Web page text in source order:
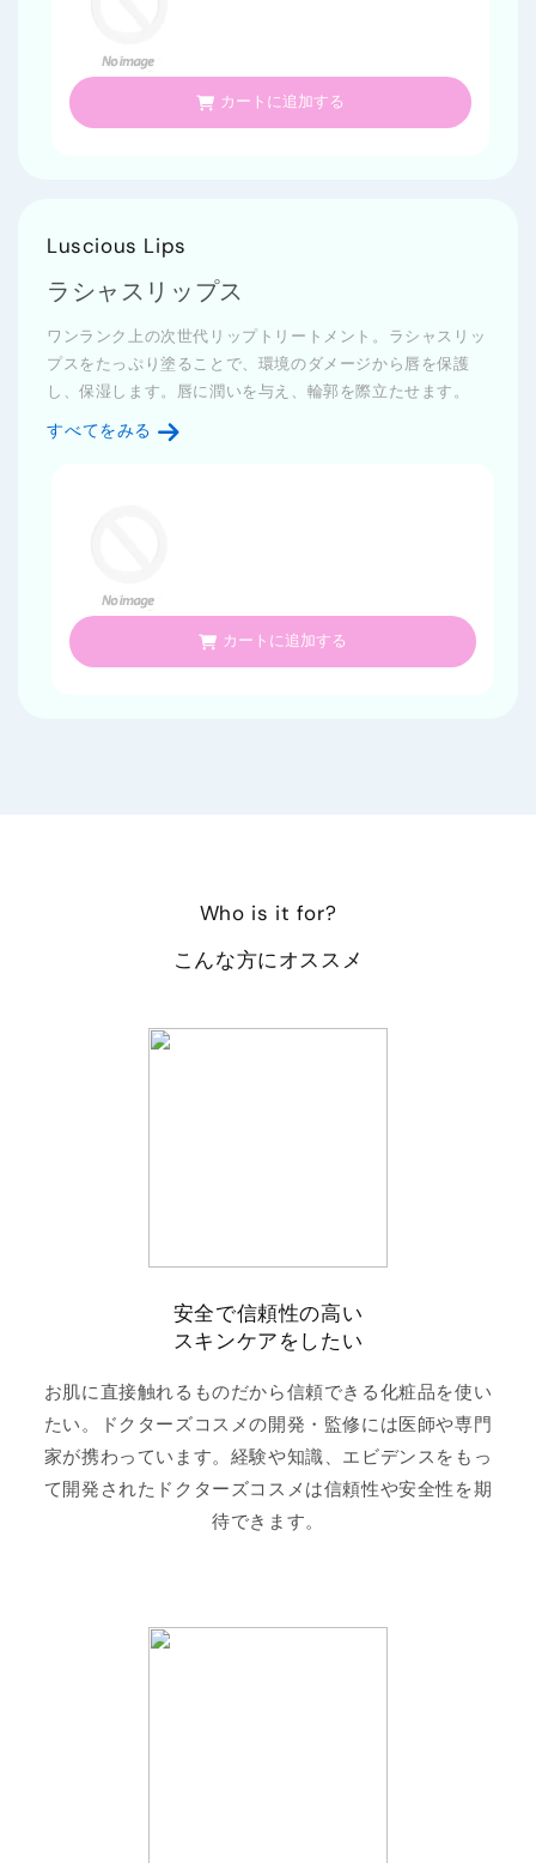
カートに追加する
Luscious Lips
ラシャスリップス
ワンランク上の次世代リップトリートメント。ラシャスリッ
プスをたっぷり塗ることで、環境のダメージから唇を保護
し、保湿します。唇に潤いを与え、輪郭を際立たせます。
すべてをみる
カートに追加する
Who is it for?
こんな方にオススメ
安全で信頼性の高い
スキンケアをしたい
お肌に直接触れるものだから信頼できる化粧品を使い
たい。ドクターズコスメの開発・監修には医師や専門
家が携わっています。経験や知識、エビデンスをもっ
て開発されたドクターズコスメは信頼性や安全性を期
待できます。